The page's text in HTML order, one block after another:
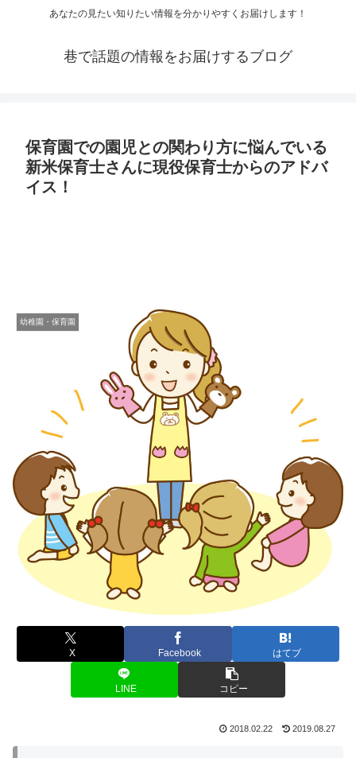
あなたの見たい知りたい情報を分かりやすくお届けします！
巷で話題の情報をお届けするブログ
保育園での園児との関わり方に悩んでいる
新米保育士さんに現役保育士からのアドバ
イス！
幼稚園・保育園
X Facebook はてブ
LINE コピー
2018.02.22 2019.08.27